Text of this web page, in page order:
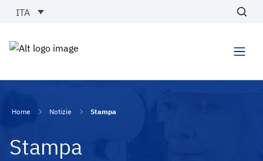
Vai al contenuto
ITA
Home Notizie Stampa
Stampa